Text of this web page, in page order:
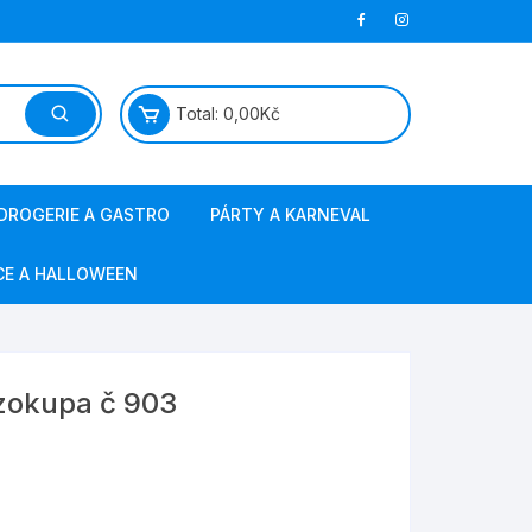
Total: 0,00Kč
A GASTRO
papírová hygiena
ostatní gastro
PÁRTY A KARNEVAL
A HALLOWEEN
č 903